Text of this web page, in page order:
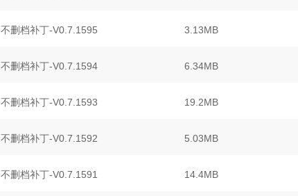
不删档补丁-V0.7.1595 3.13MB
不删档补丁-V0.7.1594 6.34MB
不删档补丁-V0.7.1593 19.2MB
不删档补丁-V0.7.1592 5.03MB
不删档补丁-V0.7.1591 14.4MB